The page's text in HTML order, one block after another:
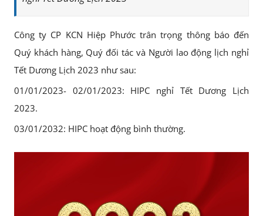
Công ty CP KCN Hiệp Phước trân trọng thông báo đến
Quý khách hàng, Quý đối tác và Người lao động lịch nghỉ
Tết Dương Lịch 2023 như sau:
01/01/2023- 02/01/2023: HIPC nghỉ Tết Dương Lịch
2023.
03/01/2032: HIPC hoạt động bình thường.